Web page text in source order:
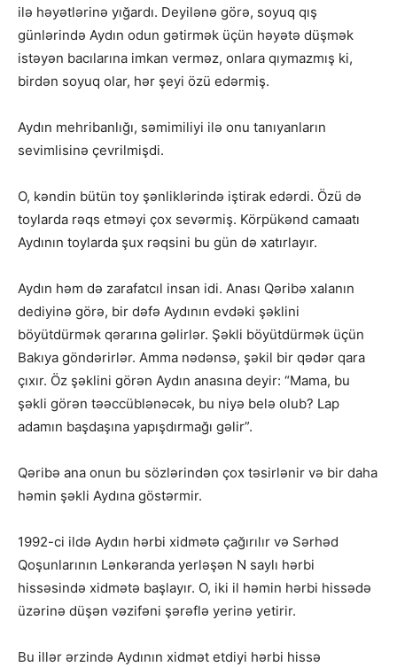
ilə həyətlərinə yığardı. Deyilənə görə, soyuq qış
günlərində Aydın odun gətirmək üçün həyətə düşmək
istəyən bacılarına imkan verməz, onlara qıymazmış ki,
birdən soyuq olar, hər şeyi özü edərmiş.
Aydın mehribanlığı, səmimiliyi ilə onu tanıyanların
sevimlisinə çevrilmişdi.
O, kəndin bütün toy şənliklərində iştirak edərdi. Özü də
toylarda rəqs etməyi çox sevərmiş. Körpükənd camaatı
Aydının toylarda şux rəqsini bu gün də xatırlayır.
Aydın həm də zarafatcıl insan idi. Anası Qəribə xalanın
dediyinə görə, bir dəfə Aydının evdəki şəklini
böyütdürmək qərarına gəlirlər. Şəkli böyütdürmək üçün
Bakıya göndərirlər. Amma nədənsə, şəkil bir qədər qara
çıxır. Öz şəklini görən Aydın anasına deyir: “Mama, bu
şəkli görən təəccüblənəcək, bu niyə belə olub? Lap
adamın başdaşına yapışdırmağı gəlir”.
Qəribə ana onun bu sözlərindən çox təsirlənir və bir daha
həmin şəkli Aydına göstərmir.
1992-ci ildə Aydın hərbi xidmətə çağırılır və Sərhəd
Qoşunlarının Lənkəranda yerləşən N saylı hərbi
hissəsində xidmətə başlayır. O, iki il həmin hərbi hissədə
üzərinə düşən vəzifəni şərəflə yerinə yetirir.
Bu illər ərzində Aydının xidmət etdiyi hərbi hissə